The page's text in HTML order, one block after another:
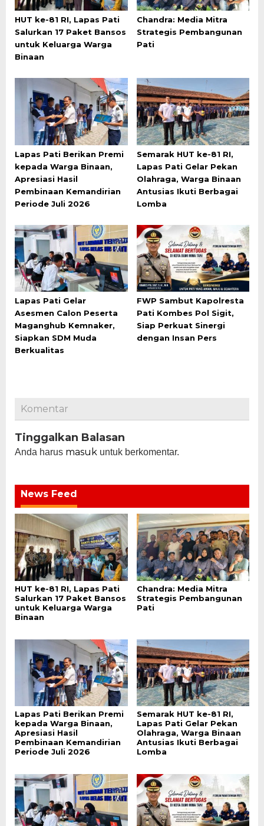
HUT ke-81 RI, Lapas Pati
Salurkan 17 Paket Bansos
untuk Keluarga Warga
Binaan
Chandra: Media Mitra
Strategis Pembangunan
Pati
Lapas Pati Berikan Premi
kepada Warga Binaan,
Apresiasi Hasil
Pembinaan Kemandirian
Periode Juli 2026
Semarak HUT ke-81 RI,
Lapas Pati Gelar Pekan
Olahraga, Warga Binaan
Antusias Ikuti Berbagai
Lomba
Lapas Pati Gelar
Asesmen Calon Peserta
Maganghub Kemnaker,
Siapkan SDM Muda
Berkualitas
FWP Sambut Kapolresta
Pati Kombes Pol Sigit,
Siap Perkuat Sinergi
dengan Insan Pers
Komentar
Tinggalkan Balasan
Anda harus masuk untuk berkomentar.
News Feed
HUT ke-81 RI, Lapas Pati
Salurkan 17 Paket Bansos
untuk Keluarga Warga
Binaan
Chandra: Media Mitra
Strategis Pembangunan
Pati
Lapas Pati Berikan Premi
kepada Warga Binaan,
Apresiasi Hasil
Pembinaan Kemandirian
Periode Juli 2026
Semarak HUT ke-81 RI,
Lapas Pati Gelar Pekan
Olahraga, Warga Binaan
Antusias Ikuti Berbagai
Lomba